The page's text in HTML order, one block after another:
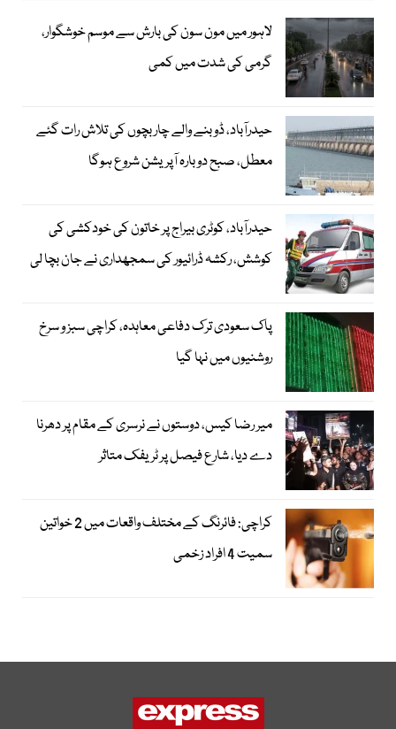
لاہور میں مون سون کی بارش سے موسم خوشگوار،
گرمی کی شدت میں کمی
حیدرآباد، ڈوبنے والے چار بچوں کی تلاش رات گئے
معطل، صبح دوبارہ آپریشن شروع ہوگا
حیدرآباد، کوٹری بیراج پر خاتون کی خودکشی کی
کوشش، رکشہ ڈرائیور کی سمجھداری نے جان بچا لی
پاک سعودی ترک دفاعی معاہدہ، کراچی سبز و سرخ
روشنیوں میں نہا گیا
میر رضا کیس، دوستوں نے نرسری کے مقام پر دھرنا
دے دیا، شارع فیصل پر ٹریفک متاثر
کراچی: فائرنگ کے مختلف واقعات میں 2 خواتین
سمیت 4 افراد زخمی